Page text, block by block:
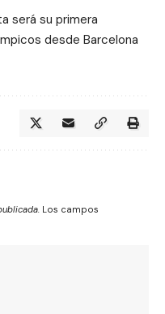
será su primera
desde Barcelona
Los campos